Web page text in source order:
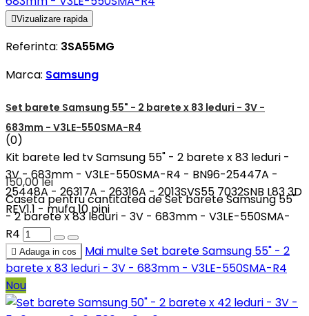
Vizualizare rapida
Referinta: 3SA55MG
Marca: Samsung
Set barete Samsung 55" - 2 barete x 83 leduri - 3V -
683mm - V3LE-550SMA-R4
(0)
Kit barete led tv Samsung 55" - 2 barete x 83 leduri -
3V - 683mm - V3LE-550SMA-R4 - BN96-25447A -
25448A - 26317A - 26316A - 2013SVS55 7032SNB L83 3D
REV1.1 - mufa 10 pini
150,00 lei
Caseta pentru cantitatea de Set barete Samsung 55"
- 2 barete x 83 leduri - 3V - 683mm - V3LE-550SMA-
R4
 Adauga in cos Mai multeSet barete Samsung 55" - 2
barete x 83 leduri - 3V - 683mm - V3LE-550SMA-R4
Nou